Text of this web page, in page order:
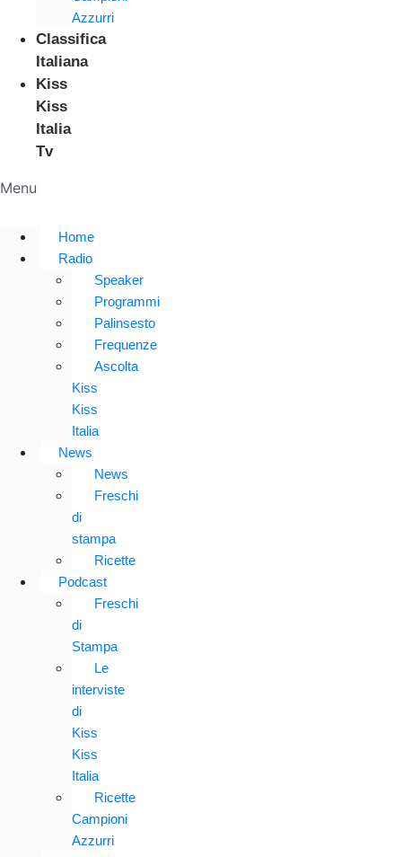
Azzurri
Classifica
Italiana
Kiss
Kiss
Italia
Tv
Menu
Home
Radio
Speaker
Programmi
Palinsesto
Frequenze
Ascolta
Kiss
Kiss
Italia
News
News
Freschi
di
stampa
Ricette
Podcast
Freschi
di
Stampa
Le
interviste
di
Kiss
Kiss
Italia
Ricette
Campioni
Azzurri